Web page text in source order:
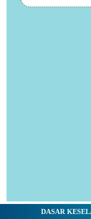
DASAR